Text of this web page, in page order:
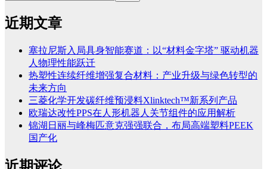
近期文章
塞拉尼斯入局具身智能赛道：以“材料金字塔” 驱动机器
人物理性能跃迁
热塑性连续纤维增强复合材料：产业升级与绿色转型的
未来方向
三菱化学开发碳纤维预浸料Xlinktech™新系列产品
欧瑞达改性PPS在人形机器人关节组件的应用解析
锦湖日丽与峰梅匹意克强强联合，布局高端塑料PEEK
国产化